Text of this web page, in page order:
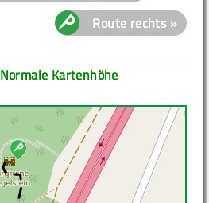
Route rechts »
Normale Kartenhöhe